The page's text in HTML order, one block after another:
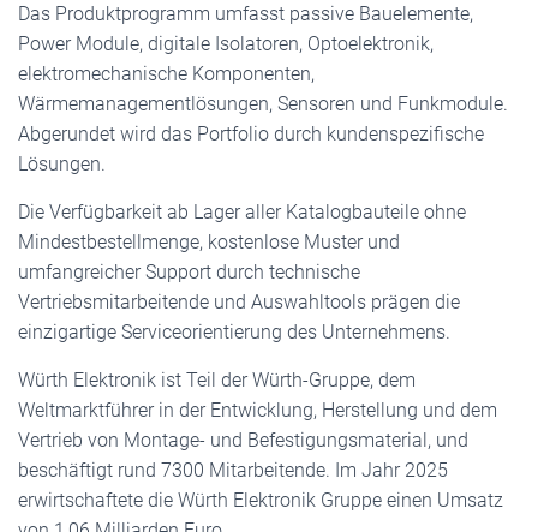
Das Produktprogramm umfasst passive Bauelemente,
Power Module, digitale Isolatoren, Optoelektronik,
elektromechanische Komponenten,
Wärmemanagementlösungen, Sensoren und Funkmodule.
Abgerundet wird das Portfolio durch kundenspezifische
Lösungen.
Die Verfügbarkeit ab Lager aller Katalogbauteile ohne
Mindestbestellmenge, kostenlose Muster und
umfangreicher Support durch technische
Vertriebsmitarbeitende und Auswahltools prägen die
einzigartige Serviceorientierung des Unternehmens.
Würth Elektronik ist Teil der Würth-Gruppe, dem
Weltmarktführer in der Entwicklung, Herstellung und dem
Vertrieb von Montage- und Befestigungsmaterial, und
beschäftigt rund 7300 Mitarbeitende. Im Jahr 2025
erwirtschaftete die Würth Elektronik Gruppe einen Umsatz